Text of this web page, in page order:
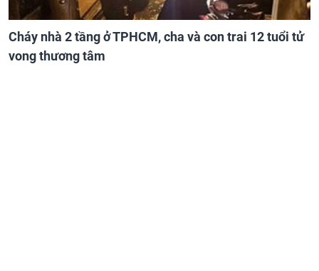
Cháy nhà 2 tầng ở TPHCM, cha và con trai 12 tuổi tử
vong thương tâm